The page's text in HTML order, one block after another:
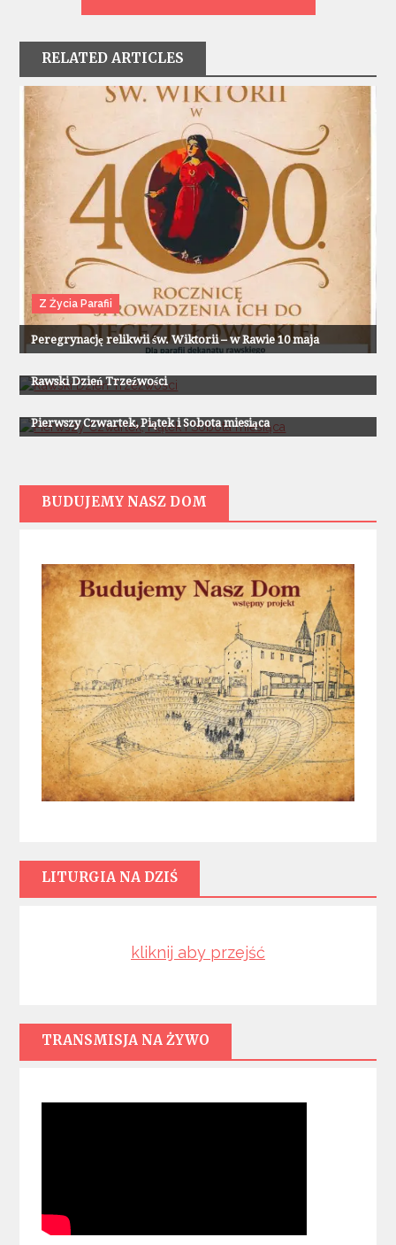
RELATED ARTICLES
Z Życia Parafii
Peregrynację relikwii św. Wiktorii – w Rawie 10 maja
Z Życia Parafii
Rawski Dzień Trzeźwości
Z Życia Parafii
Pierwszy Czwartek, Piątek i Sobota miesiąca
BUDUJEMY NASZ DOM
LITURGIA NA DZIŚ
kliknij aby przejść
TRANSMISJA NA ŻYWO